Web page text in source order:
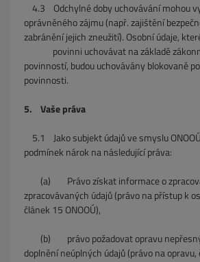
4.3 Odchylné doby uchovávání mohou
oprávněného zájmu (např. zajištění
zabránění jejich zneužití). Osobní údaje,
povinni uchovávat na základě
povinností, budou uchovávány blokovaně
povinnosti.
5. Vaše práva
5.1 Jako subjekt údajů ve smyslu
podmínek nárok na následující práva:
(a) Právo získat informace o
zpracovávaných údajů (právo na přístup k
článek 15 ONOOÚ),
(b) právo požadovat opravu
doplnění neúplných údajů (právo na opravu,